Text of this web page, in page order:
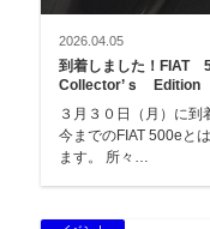
2026.04.05
到着しました！
Collector’ｓ Edition
３月３０日（月）に到
今までのFIAT 500eと
ます。 所々…